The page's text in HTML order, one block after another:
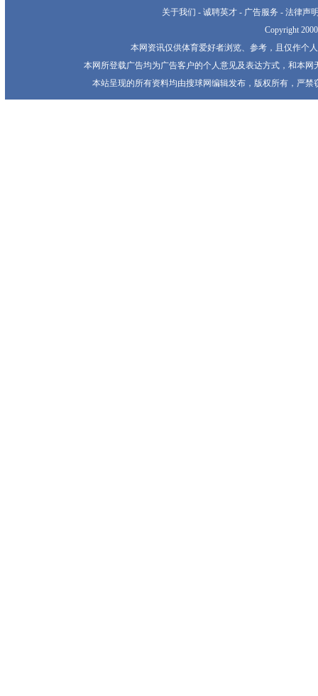
关于我们 - 诚聘英才 - 广告服务 - 法律声
Copyright
本网资讯仅供体育爱好者浏览、参考，且仅作个
本网所登载广告均为广告客户的个人意见及表达方式，和本
本站呈现的所有资料均由搜球网编辑发布，版权所有，严